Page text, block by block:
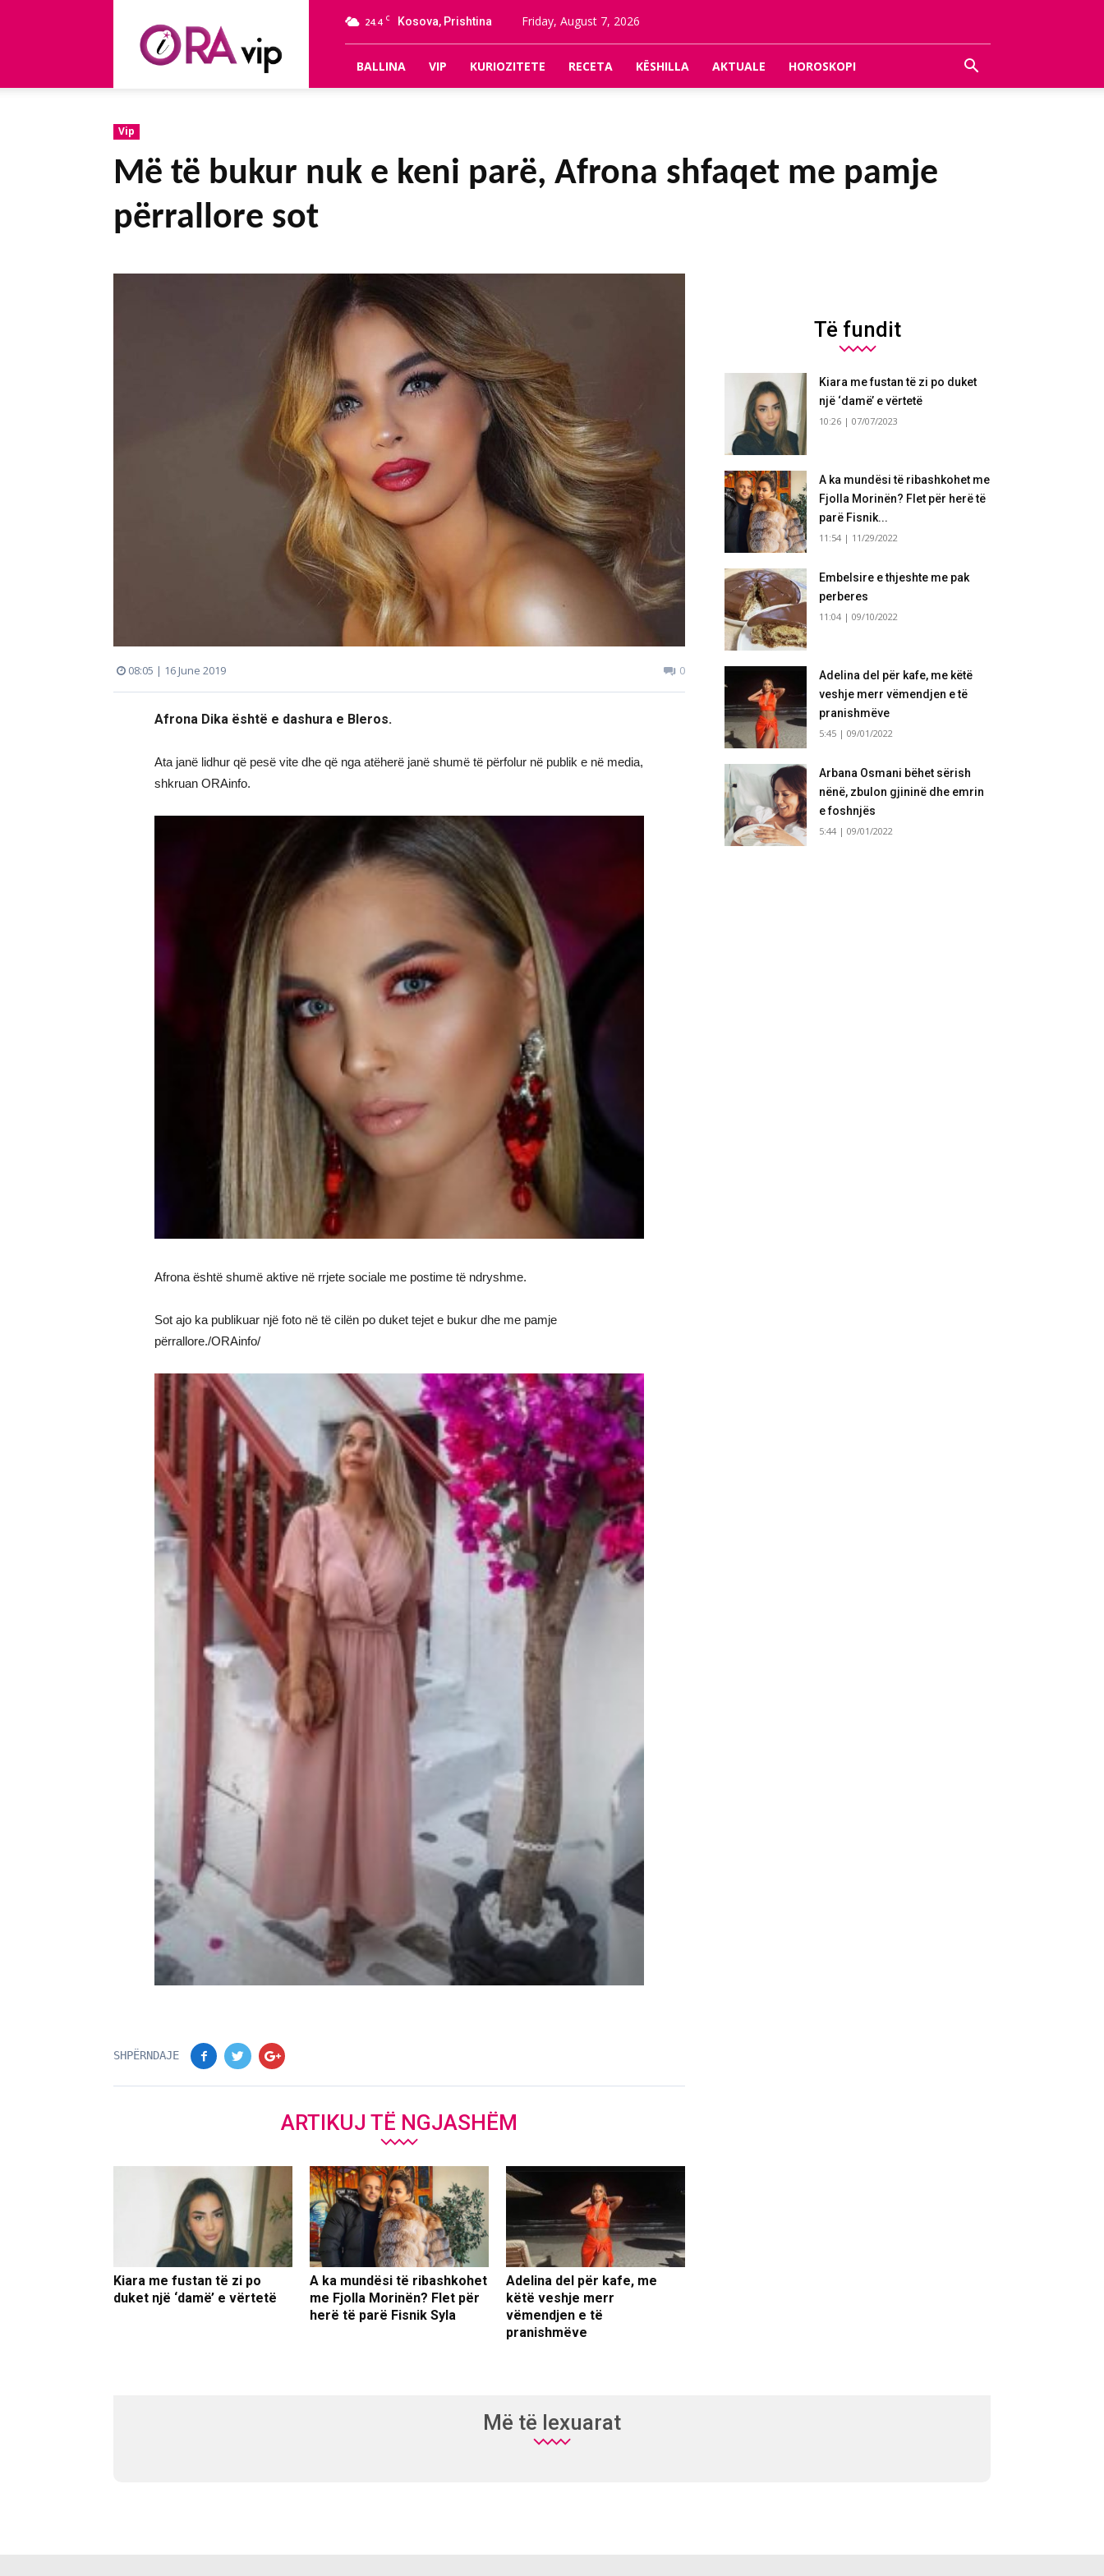
24.4 C Kosova, Prishtina Friday, August 7, 2026
BALLINA VIP KURIOZITETE RECETA KËSHILLA AKTUALE HOROSKOPI
Vip
Më të bukur nuk e keni parë, Afrona shfaqet me pamje
përrallore sot
08:05 | 16 June 2019 0
Afrona Dika është e dashura e Bleros.
Ata janë lidhur që pesë vite dhe që nga atëherë janë shumë të përfolur në publik e në media,
shkruan ORAinfo.
Afrona është shumë aktive në rrjete sociale me postime të ndryshme.
Sot ajo ka publikuar një foto në të cilën po duket tejet e bukur dhe me pamje
përrallore./ORAinfo/
SHPËRNDAJE
ARTIKUJ TË NGJASHËM
Kiara me fustan të zi po
duket një ‘damë’ e vërtetë
A ka mundësi të ribashkohet
me Fjolla Morinën? Flet për
herë të parë Fisnik Syla
Adelina del për kafe, me
këtë veshje merr
vëmendjen e të
pranishmëve
Të fundit
Kiara me fustan të zi po duket
një ‘damë’ e vërtetë
10:26 | 07/07/2023
A ka mundësi të ribashkohet me
Fjolla Morinën? Flet për herë të
parë Fisnik...
11:54 | 11/29/2022
Embelsire e thjeshte me pak
perberes
11:04 | 09/10/2022
Adelina del për kafe, me këtë
veshje merr vëmendjen e të
pranishmëve
5:45 | 09/01/2022
Arbana Osmani bëhet sërish
nënë, zbulon gjininë dhe emrin
e foshnjës
5:44 | 09/01/2022
Më të lexuarat